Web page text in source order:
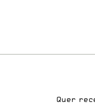
Quer